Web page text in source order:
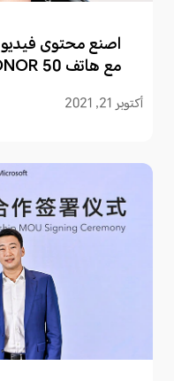
اصنع محتوى
مع هاتف HONOR 50
أكتوبر 21, 2021